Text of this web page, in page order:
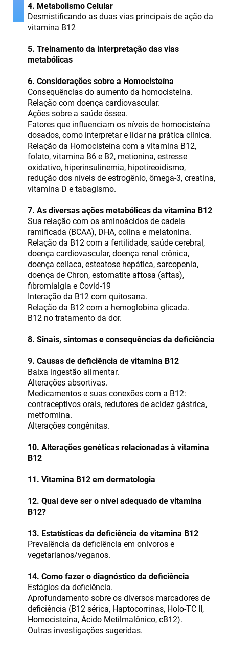
4. Metabolismo Celular
Desmistificando as duas vias principais de ação da
vitamina B12
5. Treinamento da interpretação das vias
metabólicas
6. Considerações sobre a Homocisteína
Consequências do aumento da homocisteína.
Relação com doença cardiovascular.
Ações sobre a saúde óssea.
Fatores que influenciam os níveis de homocisteína
dosados, como interpretar e lidar na prática clínica.
Relação da Homocisteína com a vitamina B12,
folato, vitamina B6 e B2, metionina, estresse
oxidativo, hiperinsulinemia, hipotireoidismo,
redução dos níveis de estrogênio, ômega-3, creatina,
vitamina D e tabagismo.
7. As diversas ações metabólicas da vitamina B12
Sua relação com os aminoácidos de cadeia
ramificada (BCAA), DHA, colina e melatonina.
Relação da B12 com a fertilidade, saúde cerebral,
doença cardiovascular, doença renal crônica,
doença celíaca, esteatose hepática, sarcopenia,
doença de Chron, estomatite aftosa (aftas),
fibromialgia e Covid-19
Interação da B12 com quitosana.
Relação da B12 com a hemoglobina glicada.
B12 no tratamento da dor.
8. Sinais, sintomas e consequências da deficiência
9. Causas de deficiência de vitamina B12
Baixa ingestão alimentar.
Alterações absortivas.
Medicamentos e suas conexões com a B12:
contraceptivos orais, redutores de acidez gástrica,
metformina.
Alterações congênitas.
10. Alterações genéticas relacionadas à vitamina
B12
11. Vitamina B12 em dermatologia
12. Qual deve ser o nível adequado de vitamina
B12?
13. Estatísticas da deficiência de vitamina B12
Prevalência da deficiência em onívoros e
vegetarianos/veganos.
14. Como fazer o diagnóstico da deficiência
Estágios da deficiência.
Aprofundamento sobre os diversos marcadores de
deficiência (B12 sérica, Haptocorrinas, Holo-TC II,
Homocisteína, Ácido Metilmalônico, cB12).
Outras investigações sugeridas.